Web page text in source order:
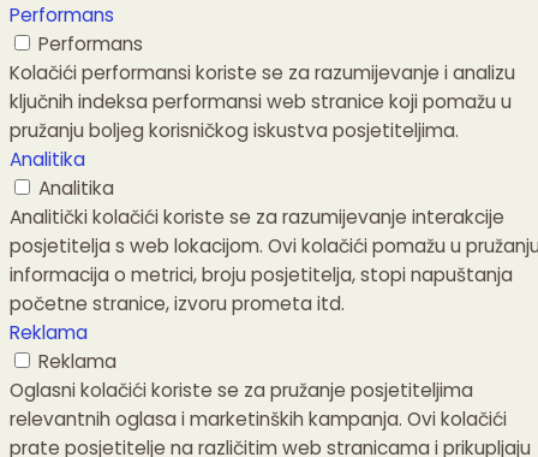
Performans
Performans
Kolačići performansi koriste se za razumijevanje i analizu
ključnih indeksa performansi web stranice koji pomažu u
pružanju boljeg korisničkog iskustva posjetiteljima.
Analitika
Analitika
Analitički kolačići koriste se za razumijevanje interakcije
posjetitelja s web lokacijom. Ovi kolačići pomažu u
informacija o metrici, broju posjetitelja, stopi napuštanja
početne stranice, izvoru prometa itd.
Reklama
Reklama
Oglasni kolačići koriste se za pružanje posjetiteljima
relevantnih oglasa i marketinških kampanja. Ovi kolačići
prate posjetitelje na različitim web stranicama i prikupljaju